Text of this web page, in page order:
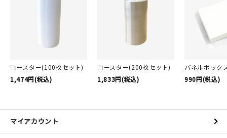
コースター(100枚セット)
1,474円(税込)
コースター(200枚セット)
1,833円(税込)
パネルボック
990円(税込)
マイアカウント